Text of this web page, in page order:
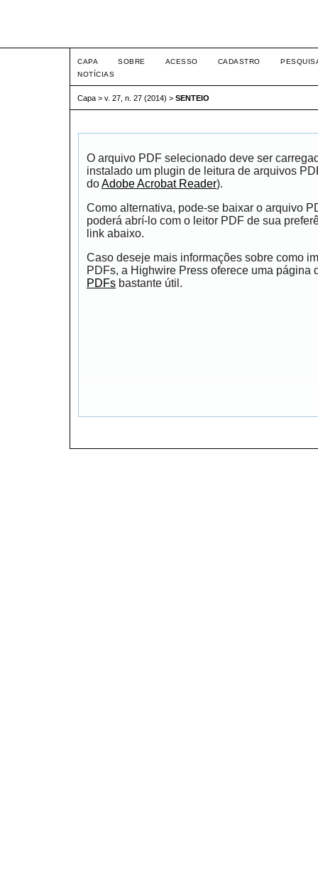
CAPA SOBRE ACESSO CADASTRO
NOTÍCIAS
Capa > v. 27, n. 27 (2014) > SENTEIO
O arquivo PDF selecionado deve ser
instalado um plugin de leitura de arquivos
doAdobe Acrobat Reader).
Como alternativa, pode-se baixar o arquivo
poderá abrí-lo com o leitor PDF de sua
link abaixo.
Caso deseje mais informações sobre como
PDFs, a Highwire Press oferece uma página
PDFs bastante útil.